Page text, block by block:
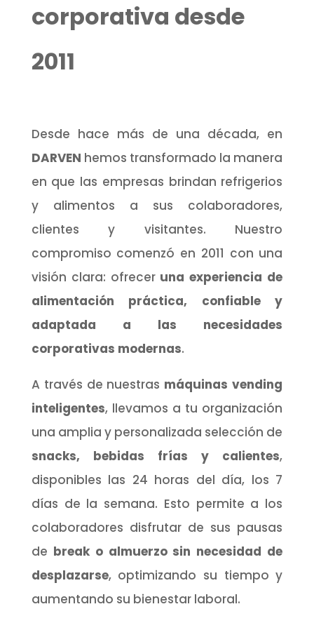
corporativa desde
2011
Desde hace más de una década, en
DARVEN hemos transformado la manera
en que las empresas brindan refrigerios
y alimentos a sus colaboradores,
clientes y visitantes. Nuestro
compromiso comenzó en 2011 con una
visión clara: ofrecer una experiencia de
alimentación práctica, confiable y
adaptada a las necesidades
corporativas modernas.
A través de nuestras máquinas vending
inteligentes, llevamos a tu organización
una amplia y personalizada selección de
snacks, bebidas frías y calientes,
disponibles las 24 horas del día, los 7
días de la semana. Esto permite a los
colaboradores disfrutar de sus pausas
de break o almuerzo sin necesidad de
desplazarse, optimizando su tiempo y
aumentando su bienestar laboral.